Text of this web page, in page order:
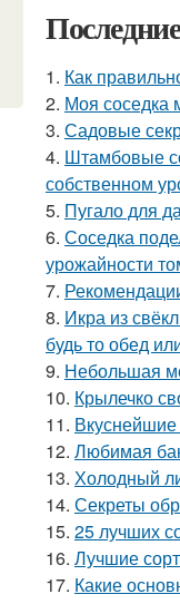
1. Как
2. Моя соседка
3. Садовые
4. Штамбовые
собственном
5. Пугало для
6. Соседка
урожайности
7.
8. Икра из
будь то обед
9. Небольшая
10. Крылечко
11.
12. Любимая
13. Холодный
14. Секреты
15. 25 лучших
16. Лучшие
17. Какие